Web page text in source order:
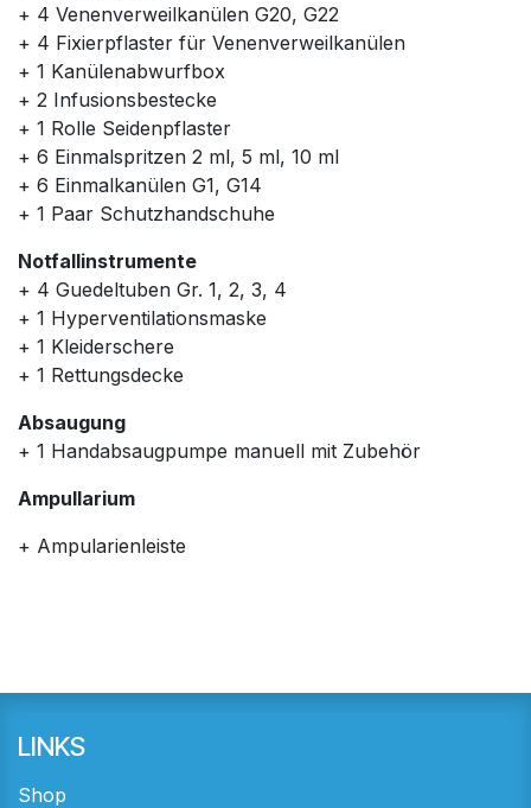
+ 4 Venenverweilkanülen G20, G22
+ 4 Fixierpflaster für Venenverweilkanülen
+ 1 Kanülenabwurfbox
+ 2 Infusionsbestecke
+ 1 Rolle Seidenpflaster
+ 6 Einmalspritzen 2 ml, 5 ml, 10 ml
+ 6 Einmalkanülen G1, G14
+ 1 Paar Schutzhandschuhe
Notfallinstrumente
+ 4 Guedeltuben Gr. 1, 2, 3, 4
+ 1 Hyperventilationsmaske
+ 1 Kleiderschere
+ 1 Rettungsdecke
Absaugung
+ 1 Handabsaugpumpe manuell mit Zubehör
Ampullarium
+ Ampularienleiste
LINKS
Shop